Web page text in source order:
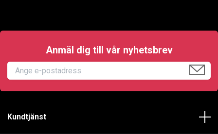
Anmäl dig till vår nyhetsbrev
Kundtjänst